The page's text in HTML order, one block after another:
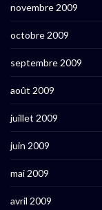
novembre 2009
octobre 2009
septembre 2009
août 2009
juillet 2009
juin 2009
mai 2009
avril 2009